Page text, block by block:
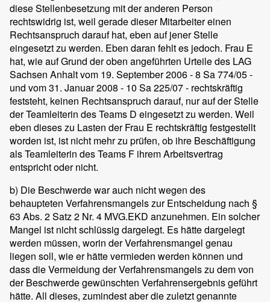
diese Stellenbesetzung mit der anderen Person
rechtswidrig ist, weil gerade dieser Mitarbeiter einen
Rechtsanspruch darauf hat, eben auf jener Stelle
eingesetzt zu werden. Eben daran fehlt es jedoch. Frau E
hat, wie auf Grund der oben angeführten Urteile des LAG
Sachsen Anhalt vom 19. September 2006 - 8 Sa 774/05 -
und vom 31. Januar 2008 - 10 Sa 225/07 - rechtskräftig
feststeht, keinen Rechtsanspruch darauf, nur auf der Stelle
der Teamleiterin des Teams D eingesetzt zu werden. Weil
eben dieses zu Lasten der Frau E rechtskräftig festgestellt
worden ist, ist nicht mehr zu prüfen, ob ihre Beschäftigung
als Teamleiterin des Teams F ihrem Arbeitsvertrag
entspricht oder nicht.
b) Die Beschwerde war auch nicht wegen des
behaupteten Verfahrensmangels zur Entscheidung nach §
63 Abs. 2 Satz 2 Nr. 4 MVG.EKD anzunehmen. Ein solcher
Mangel ist nicht schlüssig dargelegt. Es hätte dargelegt
werden müssen, worin der Verfahrensmangel genau
liegen soll, wie er hätte vermieden werden können und
dass die Vermeidung der Verfahrensmangels zu dem von
der Beschwerde gewünschten Verfahrensergebnis geführt
hätte. All dieses, zumindest aber die zuletzt genannte